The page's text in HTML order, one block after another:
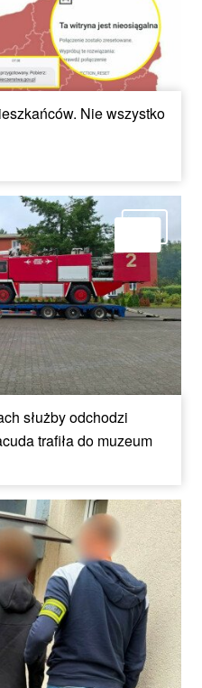
Nie wszystko
służby odchodzi
trafiła do muzeum